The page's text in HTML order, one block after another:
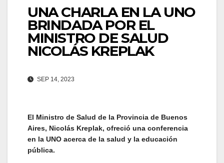
UNA CHARLA EN LA UNO
BRINDADA POR EL
MINISTRO DE SALUD
NICOLÁS KREPLAK
SEP 14, 2023
El Ministro de Salud de la Provincia de Buenos
Aires, Nicolás Kreplak, ofreció una conferencia
en la UNO acerca de la salud y la educación
pública.